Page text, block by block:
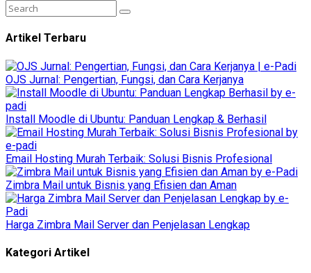
Artikel Terbaru
OJS Jurnal: Pengertian, Fungsi, dan Cara Kerjanya
Install Moodle di Ubuntu: Panduan Lengkap & Berhasil
Email Hosting Murah Terbaik: Solusi Bisnis Profesional
Zimbra Mail untuk Bisnis yang Efisien dan Aman
Harga Zimbra Mail Server dan Penjelasan Lengkap
Kategori Artikel